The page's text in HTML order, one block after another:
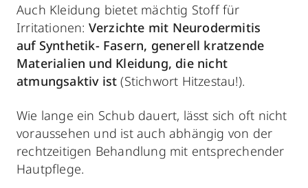
Auch Kleidung bietet mächtig Stoff für
Irritationen: Verzichte mit Neurodermitis
auf Synthetik- Fasern, generell kratzende
Materialien und Kleidung, die nicht
atmungsaktiv ist (Stichwort Hitzestau!).
Wie lange ein Schub dauert, lässt sich oft nicht
voraussehen und ist auch abhängig von der
rechtzeitigen Behandlung mit entsprechender
Hautpflege.